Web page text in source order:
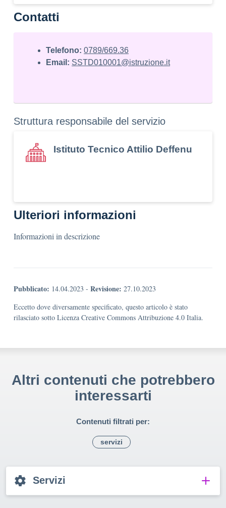
Contatti
Telefono: 0789/669.36
Email: SSTD010001@istruzione.it
Struttura responsabile del servizio
Istituto Tecnico Attilio Deffenu
Ulteriori informazioni
Informazioni in descrizione
Pubblicato: 14.04.2023 - Revisione: 27.10.2023
Eccetto dove diversamente specificato, questo articolo è stato
rilasciato sotto Licenza Creative Commons Attribuzione 4.0 Italia.
Altri contenuti che potrebbero
interessarti
Contenuti filtrati per:
servizi
Servizi